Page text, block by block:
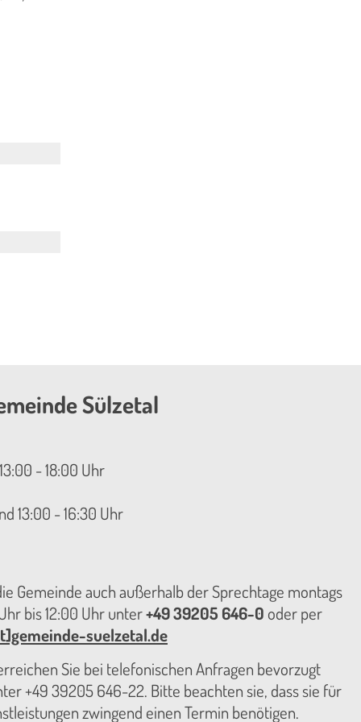
Sülzetal
- 18:00 Uhr
13:00 - 16:30 Uhr
Gemeinde auch außerhalb der Sprechtage montags
bis 12:00 Uhr unter+49 39205 646-0 oder per
suelzetal.de
Sie bei telefonischen Anfragen bevorzugt
+49 39205 646-22. Bitte beachten sie, dass sie für
zwingend einen Termin benötigen.